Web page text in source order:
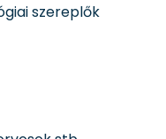
szereplők